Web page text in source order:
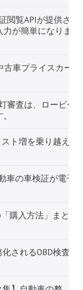
されるOBD検査
購入方法」まと
車の車検証が電子
ト増を乗り越え
審査は、ロービー
車プライスカー
閲覧APIが提供さ
が簡単になりま